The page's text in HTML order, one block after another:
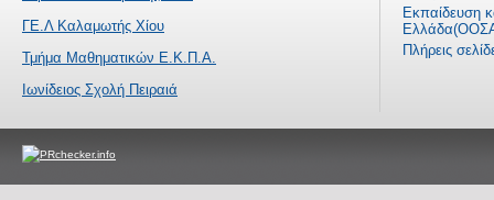
ΓΕ.Λ Καλαμωτής Χίου
Τμήμα Μαθηματικών Ε.Κ.Π.Α.
Ιωνίδειος Σχολή Πειραιά
Εκπαίδευση
Πλήρεις